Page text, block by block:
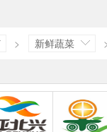
> 新鲜蔬菜